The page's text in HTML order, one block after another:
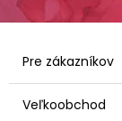
Pre zákazníkov
Veľkoobchod